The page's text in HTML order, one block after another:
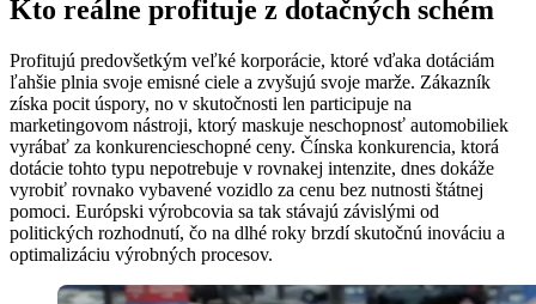
Kto reálne profituje z dotačných schém
Profitujú predovšetkým veľké korporácie, ktoré vďaka dotáciám
ľahšie plnia svoje emisné ciele a zvyšujú svoje marže. Zákazník
získa pocit úspory, no v skutočnosti len participuje na
marketingovom nástroji, ktorý maskuje neschopnosť automobiliek
vyrábať za konkurencieschopné ceny. Čínska konkurencia, ktorá
dotácie tohto typu nepotrebuje v rovnakej intenzite, dnes dokáže
vyrobiť rovnako vybavené vozidlo za cenu bez nutnosti štátnej
pomoci. Európski výrobcovia sa tak stávajú závislými od
politických rozhodnutí, čo na dlhé roky brzdí skutočnú inováciu a
optimalizáciu výrobných procesov.